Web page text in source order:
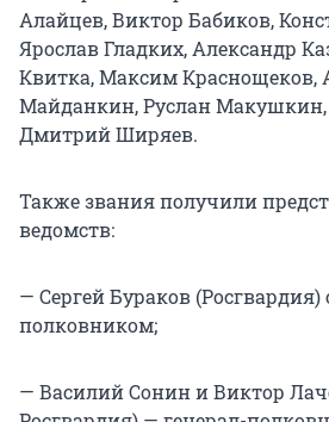
Алайцев, Виктор Бабиков,
Ярослав Гладких, Александр
Квитка, Максим Краснощеков,
Майданкин, Руслан
Дмитрий Ширяев.
Также звания получили
ведомств:
— Сергей Бураков (Росгвардия)
полковником;
— Василий Сонин и Виктор